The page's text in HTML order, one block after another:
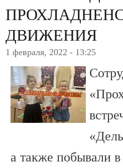
ДВИЖЕНИЯ
1 февраля, 2022 - 13:25
а также побывали